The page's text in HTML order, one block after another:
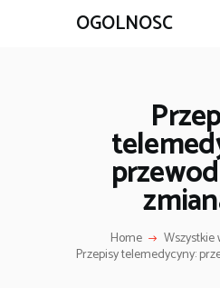
OGOLNOSC
Home Wszystkie
Przepisy telemedycyny: